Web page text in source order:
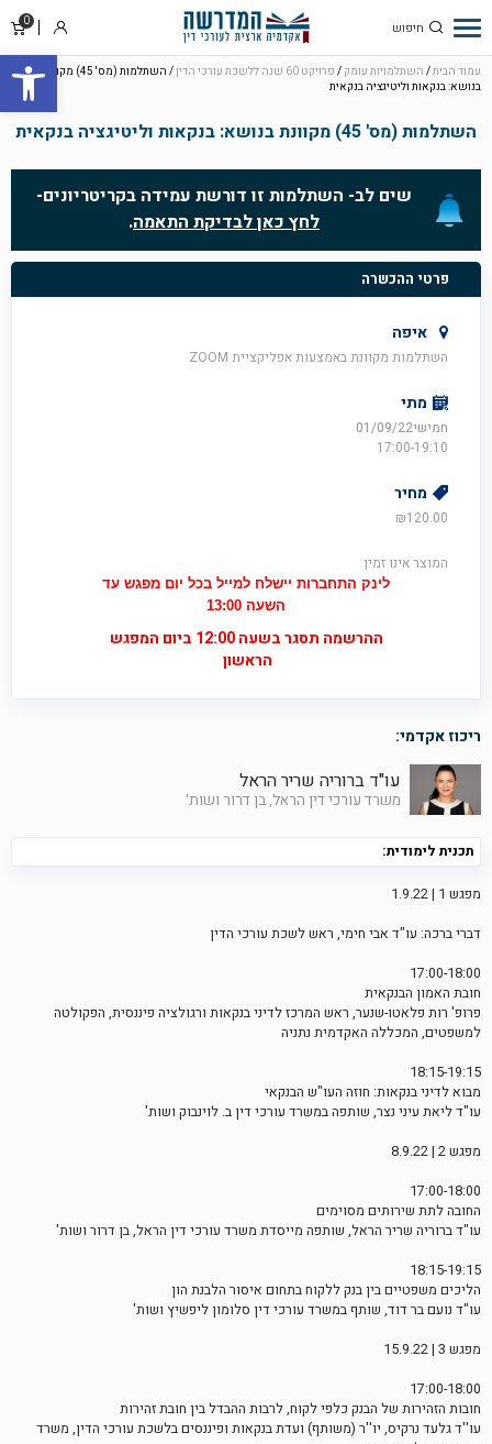
פתח
0
סל
התחבר
עמוד הבית/ השתלמויות עומק / פרויקט 60 שנה ללשכת עורכי הדין
/ השתלמות (מס' 45) מקוונת
בנושא: בנקאות וליטיגציה בנקאית
השתלמות (מס' 45) מקוונת בנושא: בנקאות וליטיגציה בנקאית
שים לב- השתלמות זו דורשת עמידה בקריטריונים-
לחץ כאן לבדיקת התאמה.
פרטי ההכשרה
איפה
השתלמות מקוונת באמצעות אפליקציית ZOOM
מתי
חמישי01/09/22
17:00-19:10
מחיר
₪120.00
המוצר אינו זמין
לינק התחברות יישלח למייל בכל יום מפגש עד
השעה 13:00
ההרשמה תסגר בשעה 12:00 ביום המפגש
הראשון
ריכוז אקדמי:
עו"ד ברוריה שריר הראל
משרד עורכי דין הראל, בן דרור ושות'
תכנית לימודית:
מפגש 1 | 1.9.22
דברי ברכה: עו"ד אבי חימי, ראש לשכת עורכי הדין
17:00-18:00
חובת האמון הבנקאית
פרופ' רות פלאטו-שנער, ראש המרכז לדיני בנקאות ורגולציה פיננסית, הפקולטה
למשפטים, המכללה האקדמית נתניה
18:15-19:15
מבוא לדיני בנקאות: חוזה העו"ש הבנקאי
עו"ד ליאת עיני נצר, שותפה במשרד עורכי דין ב. לוינבוק ושות'
מפגש 2 | 8.9.22
17:00-18:00
החובה לתת שירותים מסוימים
עו"ד ברוריה שריר הראל, שותפה מייסדת משרד עורכי דין הראל, בן דרור ושות'
18:15-19:15
הליכים משפטיים בין בנק ללקוח בתחום איסור הלבנת הון
עו"ד נועם בר דוד, שותף במשרד עורכי דין סלומון ליפשיץ ושות'
מפגש 3 | 15.9.22
17:00-18:00
חובות הזהירות של הבנק כלפי לקוח, לרבות ההבדל בין חובת זהירות
עו''ד גלעד נרקיס, יו''ר (משותף) ועדת בנקאות ופיננסים בלשכת עורכי הדין, משרד